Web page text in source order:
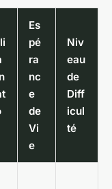
Es
pé
ra
nc
e
de
Vi
e
Niv
eau
de
Diff
icul
té